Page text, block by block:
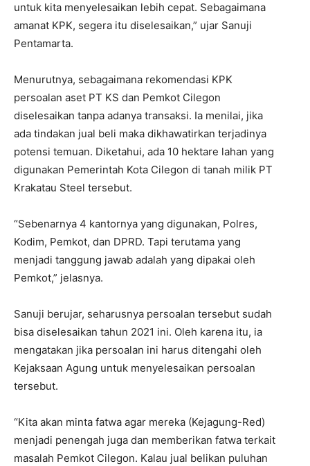
untuk kita menyelesaikan lebih cepat. Sebagaimana
amanat KPK, segera itu diselesaikan,” ujar Sanuji
Pentamarta.
Menurutnya, sebagaimana rekomendasi KPK
persoalan aset PT KS dan Pemkot Cilegon
diselesaikan tanpa adanya transaksi. Ia menilai, jika
ada tindakan jual beli maka dikhawatirkan terjadinya
potensi temuan. Diketahui, ada 10 hektare lahan yang
digunakan Pemerintah Kota Cilegon di tanah milik PT
Krakatau Steel tersebut.
“Sebenarnya 4 kantornya yang digunakan, Polres,
Kodim, Pemkot, dan DPRD. Tapi terutama yang
menjadi tanggung jawab adalah yang dipakai oleh
Pemkot,” jelasnya.
Sanuji berujar, seharusnya persoalan tersebut sudah
bisa diselesaikan tahun 2021 ini. Oleh karena itu, ia
mengatakan jika persoalan ini harus ditengahi oleh
Kejaksaan Agung untuk menyelesaikan persoalan
tersebut.
“Kita akan minta fatwa agar mereka (Kejagung-Red)
menjadi penengah juga dan memberikan fatwa terkait
masalah Pemkot Cilegon. Kalau jual belikan puluhan